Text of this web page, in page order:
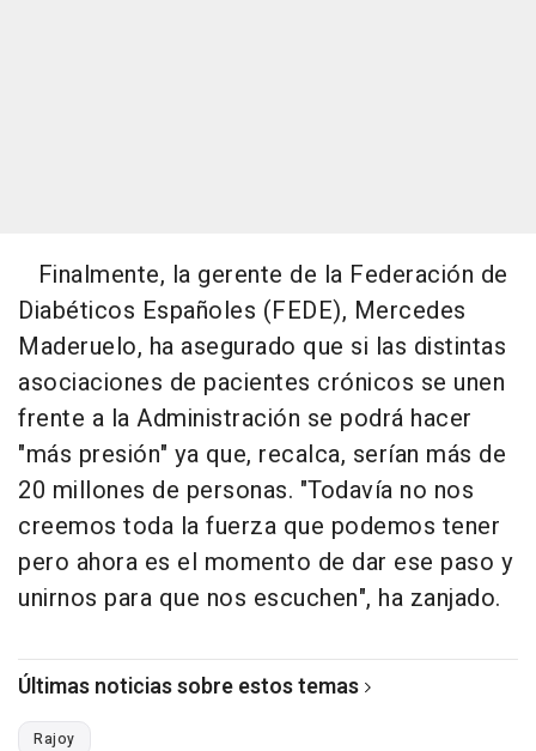
Finalmente, la gerente de la Federación de
Diabéticos Españoles (FEDE), Mercedes
Maderuelo, ha asegurado que si las distintas
asociaciones de pacientes crónicos se unen
frente a la Administración se podrá hacer
"más presión" ya que, recalca, serían más de
20 millones de personas. "Todavía no nos
creemos toda la fuerza que podemos tener
pero ahora es el momento de dar ese paso y
unirnos para que nos escuchen", ha zanjado.
Últimas noticias sobre estos temas
Rajoy